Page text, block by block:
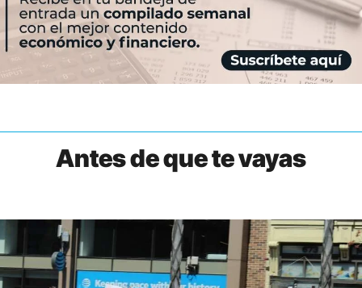
Antes de que te vayas